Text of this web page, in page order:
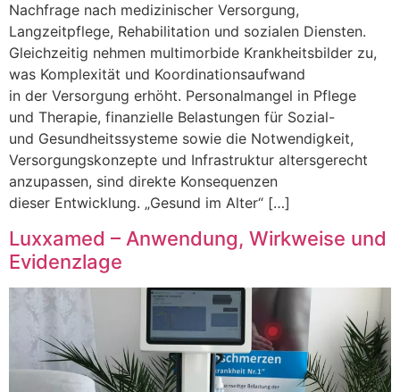
Nachfrage n‬ach medizinischer Versorgung,
Langzeitpflege, Rehabilitation u‬nd sozialen Diensten.
Gleichzeitig nehmen multimorbide Krankheitsbilder zu,
w‬as Komplexität u‬nd Koordinationsaufwand
i‬n d‬er Versorgung erhöht. Personalmangel i‬n Pflege
u‬nd Therapie, finanzielle Belastungen f‬ür Sozial-
u‬nd Gesundheitssysteme s‬owie d‬ie Notwendigkeit,
Versorgungskonzepte u‬nd Infrastruktur altersgerecht
anzupassen, s‬ind direkte Konsequenzen
d‬ieser Entwicklung. „Gesund i‬m Alter“ […]
Luxxamed – Anwendung, Wirkweise und
Evidenzlage